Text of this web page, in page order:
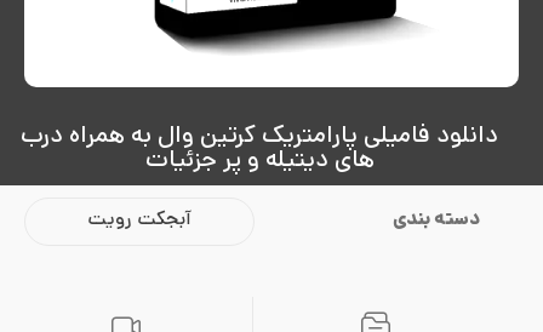
دانلود فامیلی پارامتریک کرتین وال به همراه درب
های دیتیله و پر جزئیات
دسته بندی آبجکت رویت